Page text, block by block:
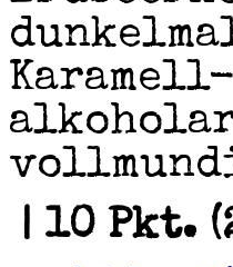
| 10 Pkt.